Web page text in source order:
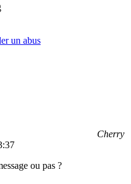
un abus
Cherry
ou pas ?